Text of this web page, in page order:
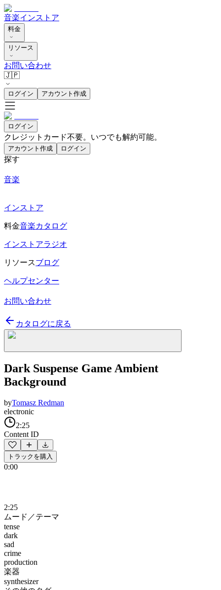
音楽インストア
料金
リソース
お問い合わせ
🇯🇵
ログイン アカウント作成
ログイン
クレジットカード不要。いつでも解約可能。
アカウント作成 ログイン
探す
音楽
インストア
料金音楽カタログ
インストアラジオ
リソースブログ
ヘルプセンター
お問い合わせ
カタログに戻る
Dark Suspense Game Ambient
Background
byTomasz Redman
electronic
2:25
Content ID
トラックを購入
0:00
2:25
ムード／テーマ
tense
dark
sad
crime
production
楽器
synthesizer